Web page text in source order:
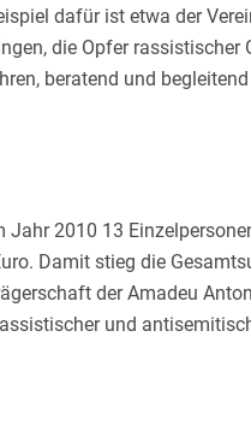
dafür ist etwa der
die Opfer rassistischer
beratend und begleitend
Jahr 2010 13
Damit stieg die
der Amadeu
und